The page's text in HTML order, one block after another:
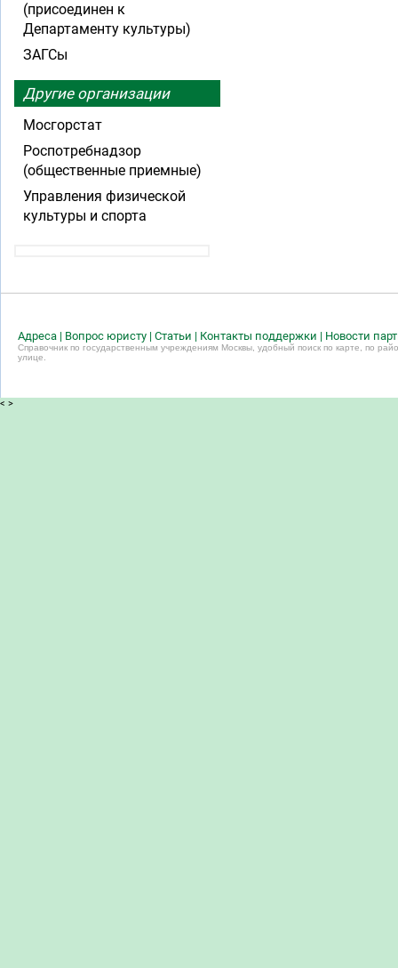
(присоединен к
Департаменту культуры)
ЗАГСы
Другие организации
Мосгорстат
Роспотребнадзор
(общественные приемные)
Управления физической
культуры и спорта
Адреса | Вопрос юристу | Статьи | Контакты поддержки | Новости
Справочник по государственным учреждениям Москвы, удобный поиск по карте, по
улице.
< >